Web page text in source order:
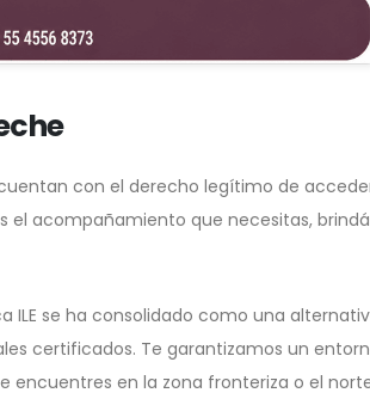
con el derecho legítimo de
el acompañamiento que necesitas,
ILE se ha consolidado como una
certificados. Te garantizamos un
encuentres en la zona fronteriza o el